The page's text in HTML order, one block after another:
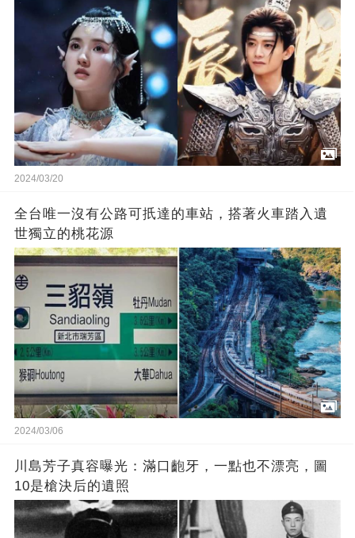
2024/03/20
全台唯一沒有公路可扺達的車站，搭著火車踏入遺
世獨立的桃花源
2024/03/06
川島芳子真容曝光：滿口齙牙，一點也不漂亮，圖
10是槍決后的遺照